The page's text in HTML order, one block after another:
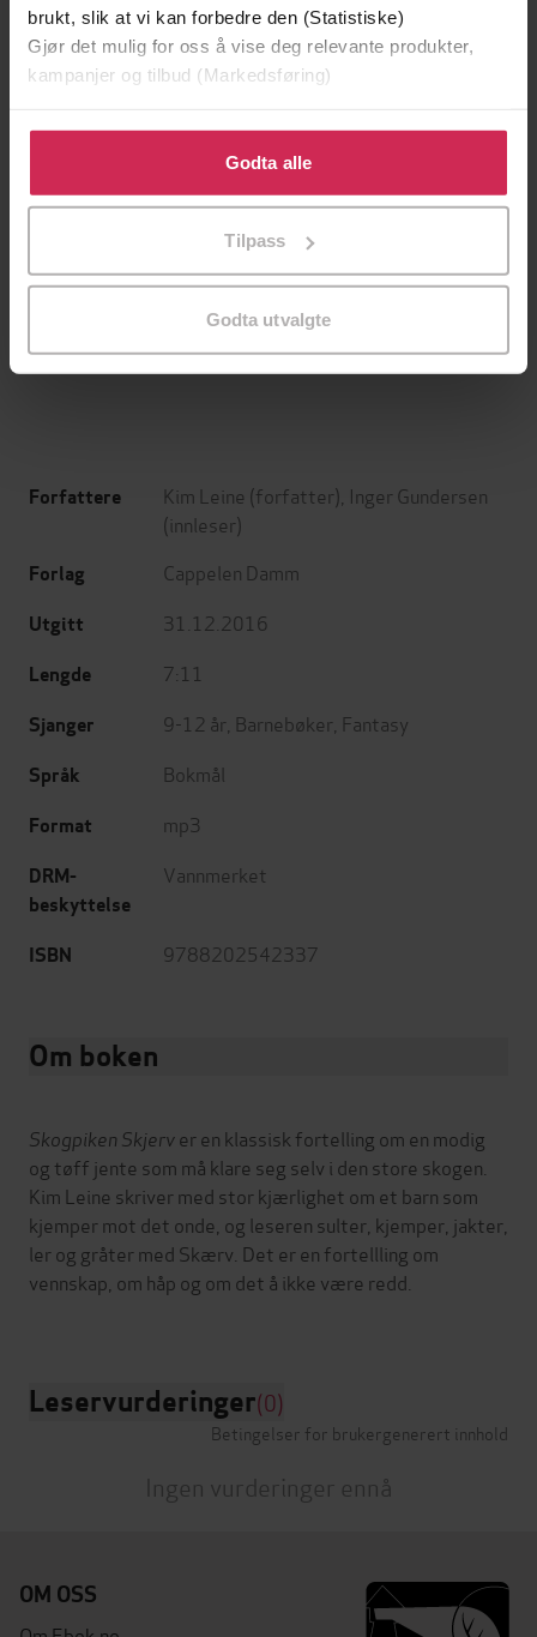
brukt, slik at vi kan forbedre den (Statistiske)
Gjør det mulig for oss å vise deg relevante produkter,
kampanjer og tilbud (Markedsføring)
Klikk på «Godta alle» for å gi oss ditt samtykke til å
bruke cookies for alle disse formålene. Du kan også
tilpasse ditt samtykke til spesifikke formål ved å klikke
Godta alle
Tilpass
Godta utvalgte
149,-
Jenta som ble igjen
199,-
Forfattere Kim Leine (forfatter), Inger Gundersen
(innleser)
Forlag Cappelen Damm
Utgitt 31.12.2016
Lengde 7:11
Sjanger 9-12 år Barnebøker Fantasy
Språk Bokmål
Format mp3
DRM-
beskyttelse
Vannmerket
ISBN 9788202542337
Om boken
Skogpiken Skjerver en klassisk fortelling om en modig
og tøff jente som må klare seg selv i den store skogen.
Kim Leine skriver med stor kjærlighet om et barn som
kjemper mot det onde, og leseren sulter, kjemper, jakter,
ler og gråter med Skærv. Det er en fortellling om
vennskap, om håp og om det å ikke være redd.
Leservurderinger(0)
Betingelser for brukergenerert innhold
Ingen vurderinger ennå
OM OSS